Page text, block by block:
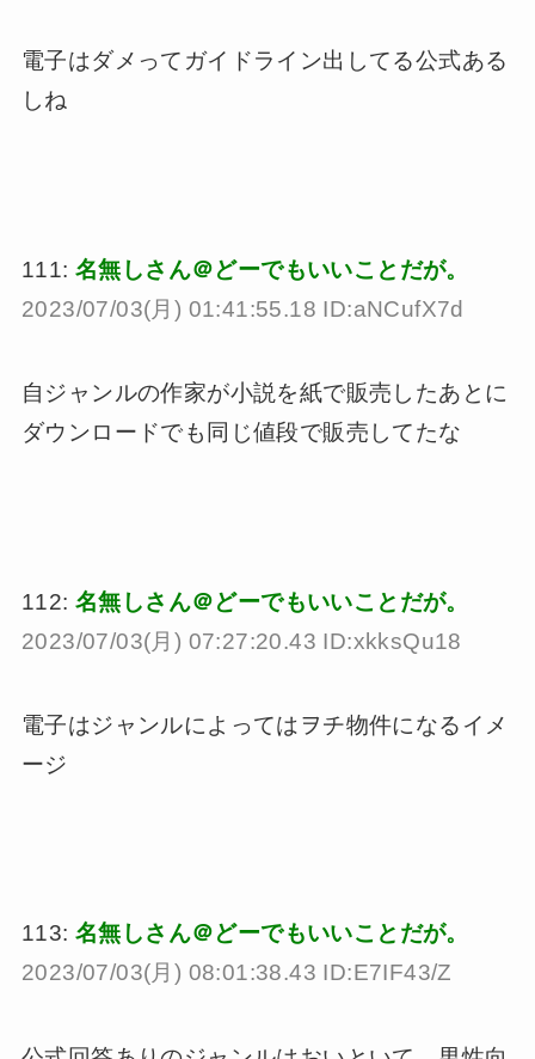
電子はダメってガイドライン出してる公式ある
しね
111: 名無しさん＠どーでもいいことだが。
2023/07/03(月) 01:41:55.18 ID:aNCufX7d
自ジャンルの作家が小説を紙で販売したあとに
ダウンロードでも同じ値段で販売してたな
112: 名無しさん＠どーでもいいことだが。
2023/07/03(月) 07:27:20.43 ID:xkksQu18
電子はジャンルによってはヲチ物件になるイメ
ージ
113: 名無しさん＠どーでもいいことだが。
2023/07/03(月) 08:01:38.43 ID:E7IF43/Z